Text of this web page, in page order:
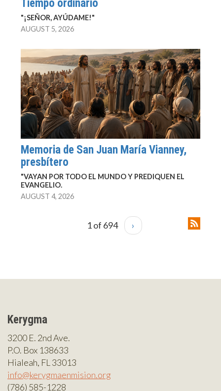
Tiempo ordinario
"¡SEÑOR, AYÚDAME!"
AUGUST 5, 2026
Memoria de San Juan María Vianney,
presbítero
"VAYAN POR TODO EL MUNDO Y PREDIQUEN EL
EVANGELIO.
AUGUST 4, 2026
1 of 694 ›
Kerygma
3200 E. 2nd Ave.
P.O. Box 138633
Hialeah, FL 33013
info@kerygmaenmision.org
(786) 585-1228